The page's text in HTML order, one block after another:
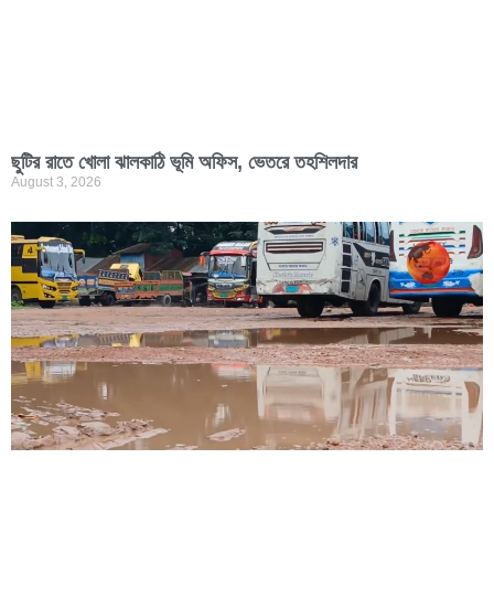
ছুটির রাতে খোলা ঝালকাঠি ভূমি অফিস, ভেতরে তহশিলদার
August 3, 2026